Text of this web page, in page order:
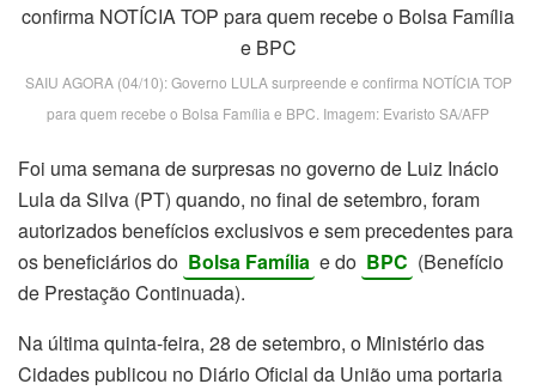
SAIU AGORA (04/10): Governo LULA surpreende e confirma NOTÍCIA TOP
para quem recebe o Bolsa Família e BPC. Imagem: Evaristo SA/AFP
Foi uma semana de surpresas no governo de Luiz Inácio
Lula da Silva (PT) quando, no final de setembro, foram
autorizados benefícios exclusivos e sem precedentes para
os beneficiários do Bolsa Família e do BPC (Benefício
de Prestação Continuada).
Na última quinta-feira, 28 de setembro, o Ministério das
Cidades publicou no Diário Oficial da União uma portaria